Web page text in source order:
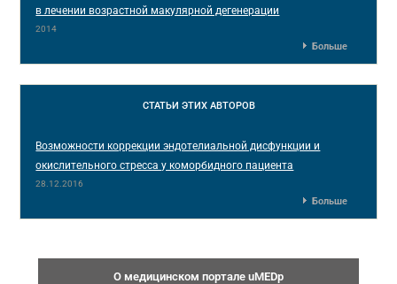
в лечении возрастной макулярной дегенерации
2014
Больше
СТАТЬИ ЭТИХ АВТОРОВ
Возможности коррекции эндотелиальной дисфункции и
окислительного стресса у коморбидного пациента
28.12.2016
Больше
О медицинском портале uMEDp